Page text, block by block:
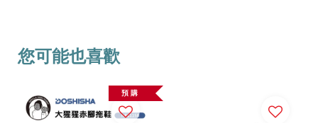
您可能也喜歡
預 購